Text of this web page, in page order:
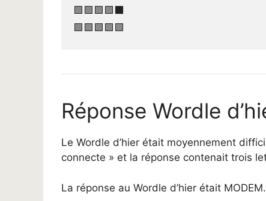
🟩🟩🟩🟩⬛
🟩🟩🟩🟩🟩
Réponse Wordle
Le Wordle d’hier était moyennement
connecte » et la réponse contenait trois
La réponse au Wordle d’hier était MODEM.